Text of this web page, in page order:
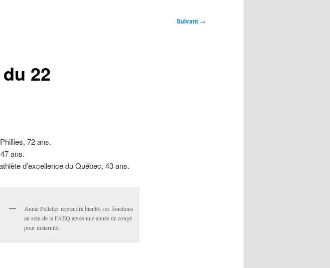
Suivant →
22
72 ans.
ans.
d’excellence du Québec, 43 ans.
Annie Pelletier reprendra bientôt ses fonctions
au sein de la FAEQ après une année de congé
pour maternité.